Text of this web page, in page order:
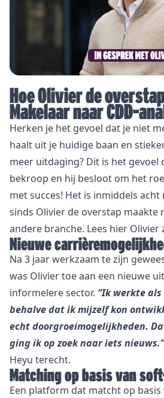
Hoe Olivier de
Makelaar naar CDD-
Herken je het gevoel dat je niet
haalt uit je huidige baan en
meer uitdaging? Dit is het gevoel
bekroop en hij besloot om het
met succes! Het is inmiddels
sinds Olivier de overstap maakte
andere branche. Lees hier Olivier
Nieuwe
Na 3 jaar werkzaam te zijn
was Olivier toe aan een nieuwe
informelere sector. “Ik werkte
behalve dat ik mijzelf kon
echt doorgroeimogelijkheden.
ging ik op zoek naar iets nieuws.”
Heyu terecht.
Matching op basis van
Een platform dat matcht op